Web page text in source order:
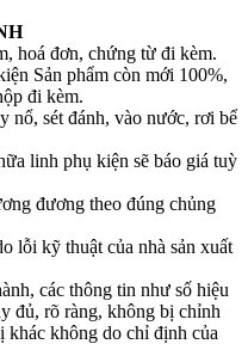
hoá đơn, chứng từ đi kèm.
Sản phẩm còn mới 100%,
đi kèm.
nổ, sét đánh, vào nước, rơi bể
linh phụ kiện sẽ báo giá tuỳ
đương theo đúng chủng
lỗi kỹ thuật của nhà sản xuất
các thông tin như số hiệu
đủ, rõ ràng, không bị chỉnh
khác không do chỉ định của